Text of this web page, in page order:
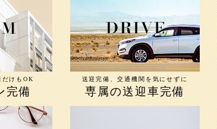
だけもOK
完備
送迎完備、交通機関を気にせずに
専属の送迎車完備